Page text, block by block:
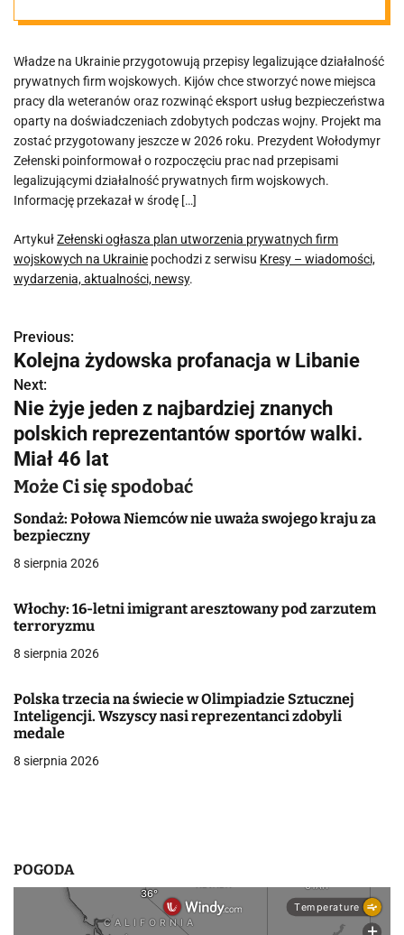
firm
wojskowych na
Ukrainie
Władze na Ukrainie przygotowują przepisy legalizujące działalność
prywatnych firm wojskowych. Kijów chce stworzyć nowe miejsca
pracy dla weteranów oraz rozwinąć eksport usług bezpieczeństwa
oparty na doświadczeniach zdobytych podczas wojny. Projekt ma
zostać przygotowany jeszcze w 2026 roku. Prezydent Wołodymyr
Zełenski poinformował o rozpoczęciu prac nad przepisami
legalizującymi działalność prywatnych firm wojskowych.
Informację przekazał w środę […]
ArtykułZełenski ogłasza plan utworzenia prywatnych firm
wojskowych na Ukrainie pochodzi z serwisu Kresy – wiadomości,
wydarzenia, aktualności, newsy.
N
a
w
i
g
a
c
a
w
i
s
Previous:
Kolejna żydowska profanacja w Libanie
Next:
Nie żyje jeden z najbardziej znanych
polskich reprezentantów sportów walki.
Miał 46 lat
Może Ci się spodobać
Sondaż: Połowa Niemców nie uważa swojego kraju za
bezpieczny
8 sierpnia 2026
Włochy: 16-letni imigrant aresztowany pod zarzutem
terroryzmu
8 sierpnia 2026
Polska trzecia na świecie w Olimpiadzie Sztucznej
Inteligencji. Wszyscy nasi reprezentanci zdobyli
medale
8 sierpnia 2026
POGODA